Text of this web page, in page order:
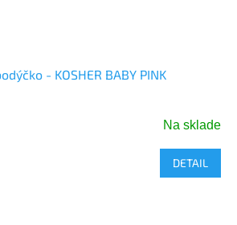
- KOSHER BABY PINK
Na sklade
DETAIL